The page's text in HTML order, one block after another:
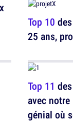
Top 10
25 ans,
Top 11
avec
génial où